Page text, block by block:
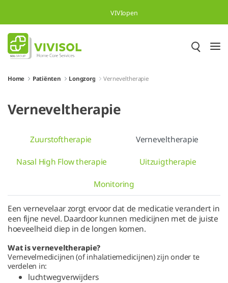
VIVIopen
Home Patiënten Longzorg Verneveltherapie
Verneveltherapie
Zuurstoftherapie
Verneveltherapie
Nasal High Flow therapie
Uitzuigtherapie
Monitoring
Een vernevelaar zorgt ervoor dat de medicatie verandert in
een fijne nevel. Daardoor kunnen medicijnen met de juiste
hoeveelheid diep in de longen komen.
Wat is verneveltherapie?
Vernevelmedicijnen (of inhalatiemedicijnen) zijn onder te
verdelen in:
luchtwegverwijders